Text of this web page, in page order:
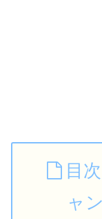
目
ャ